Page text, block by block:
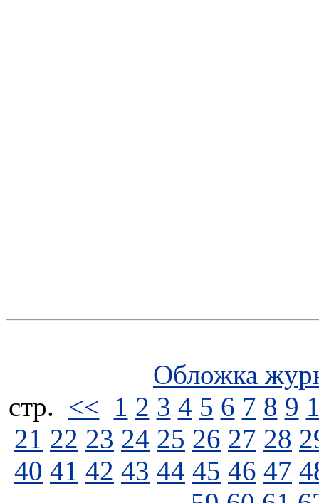
Обложка
стp. << 1 2 3 4 5 6 7 8 9
21 22 23 24 25 26 27 28
40 41 42 43 44 45 46 47